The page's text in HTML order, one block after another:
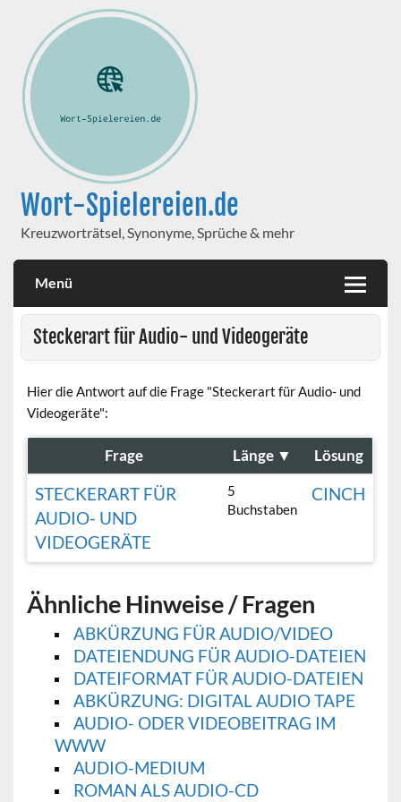
Wort-Spielereien.de
Kreuzworträtsel, Synonyme, Sprüche & mehr
Menü
Steckerart für Audio- und Videogeräte
Hier die Antwort auf die Frage "Steckerart für Audio- und
Videogeräte":
Frage Länge ▼ Lösung
STECKERART FÜR
AUDIO- UND
VIDEOGERÄTE
5
Buchstaben
CINCH
Ähnliche Hinweise / Fragen
ABKÜRZUNG FÜR AUDIO/VIDEO
DATEIENDUNG FÜR AUDIO-DATEIEN
DATEIFORMAT FÜR AUDIO-DATEIEN
ABKÜRZUNG: DIGITAL AUDIO TAPE
AUDIO- ODER VIDEOBEITRAG IM
WWW
AUDIO-MEDIUM
ROMAN ALS AUDIO-CD